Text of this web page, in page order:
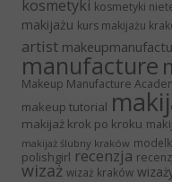
kosmetyki kosmetyki
makijażu kurs makijażu
artist
manufacture
Makeup Manufacture
makeup tutorial
makijaż krok po kroku
makijaż ślubny kraków
polishgirl recenzja
wizaż wizaż kraków